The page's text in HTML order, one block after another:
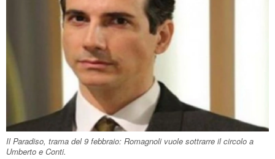
Il Paradiso, trama del 9 febbraio: Romagnoli vuole sottrarre il circolo a
Umberto e Conti.